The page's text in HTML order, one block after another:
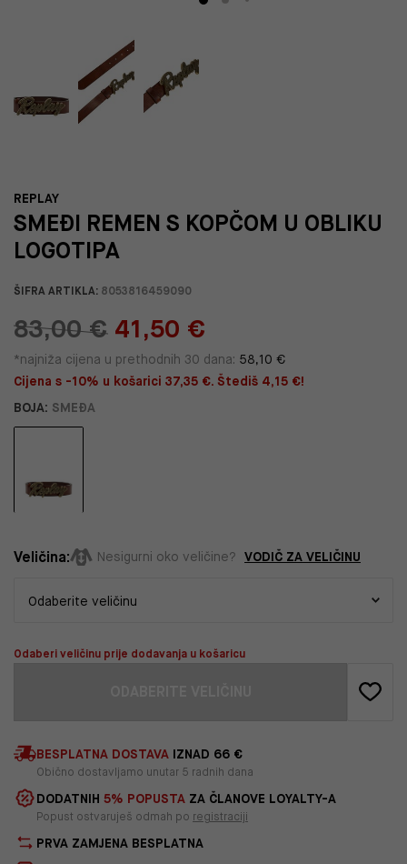
REPLAY
SMEĐI REMEN S KOPČOM U OBLIKU
LOGOTIPA
ŠIFRA ARTIKLA: 8053816459090
83,00 € 41,50 €
*najniža cijena u prethodnih 30 dana: 58,10 €
Cijena s -10% u košarici 37,35 €. Štediš 4,15 €!
BOJA: SMEĐA
Veličina: Nesigurni oko veličine? VODIČ ZA VELIČINU
Odaberi veličinu prije dodavanja u košaricu
BESPLATNA DOSTAVA IZNAD 66 €
Obično dostavljamo unutar 5 radnih dana
DODATNIH 5% POPUSTA ZA ČLANOVE LOYALTY-A
Popust ostvaruješ odmah po registraciji
PRVA ZAMJENA BESPLATNA